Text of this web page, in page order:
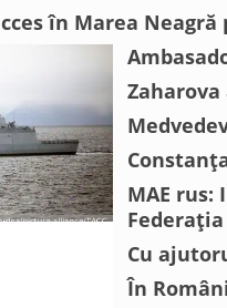
în Marea
MAE
Federația
Cu
În